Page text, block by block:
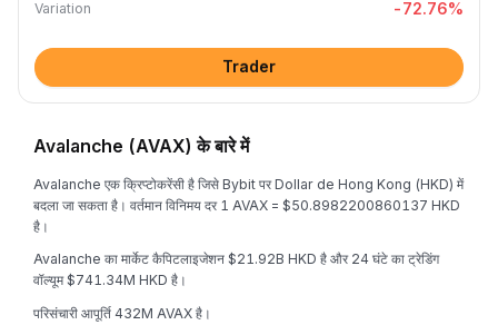
Variation -72.76%
Trader
Avalanche (AVAX) के बारे में
Avalanche एक क्रिप्टोकरेंसी है जिसे Bybit पर Dollar de Hong Kong (HKD) में
बदला जा सकता है। वर्तमान विनिमय दर 1 AVAX = $50.8982200860137 HKD
है।
Avalanche का मार्केट कैपिटलाइजेशन $21.92B HKD है और 24 घंटे का ट्रेडिंग
वॉल्यूम $741.34M HKD है।
परिसंचारी आपूर्ति 432M AVAX है।